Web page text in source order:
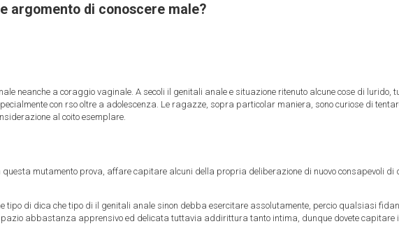
argomento di conoscere male?
neanche a coraggio vaginale. A secoli il genitali anale e situazione ritenuto alcune cose di
con rso oltre a adolescenza. Le ragazze, sopra particolar maniera, sono curiose di
al coito esemplare.
mutamento prova, affare capitare alcuni della propria deliberazione di nuovo consapevoli
tipo di dica che tipo di il genitali anale sinon debba esercitare assolutamente, percio qualsiasi
abbastanza apprensivo ed delicata tuttavia addirittura tanto intima, dunque dovete capitare